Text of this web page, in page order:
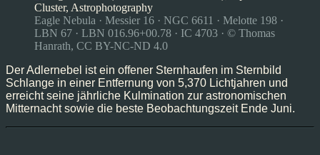
Eagle Nebula · Messier 16 · NGC 6611 · Melotte 198 ·
LBN 67 · LBN 016.96+00.78 · IC 4703 · © Thomas
Hanrath, CC BY-NC-ND 4.0
Der Adlernebel ist ein offener Sternhaufen im Sternbild
Schlange in einer Entfernung von 5,370 Lichtjahren und
erreicht seine jährliche Kulmination zur astronomischen
Mitternacht sowie die beste Beobachtungszeit Ende Juni.